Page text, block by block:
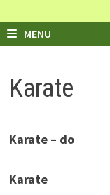
MENU
Karate
Karate – do
Karate